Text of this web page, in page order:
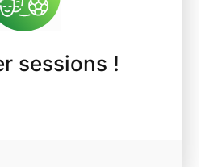
sessions !